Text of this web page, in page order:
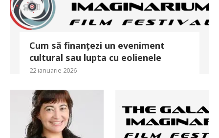
Cum să finanțezi un eveniment
cultural sau lupta cu eolienele
22 ianuarie 2026